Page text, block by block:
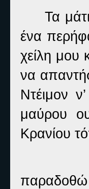
Τα
ένα
χείλη μου
να
Ντέιμον
μαύρου
Κρανίου
παραδοθώ